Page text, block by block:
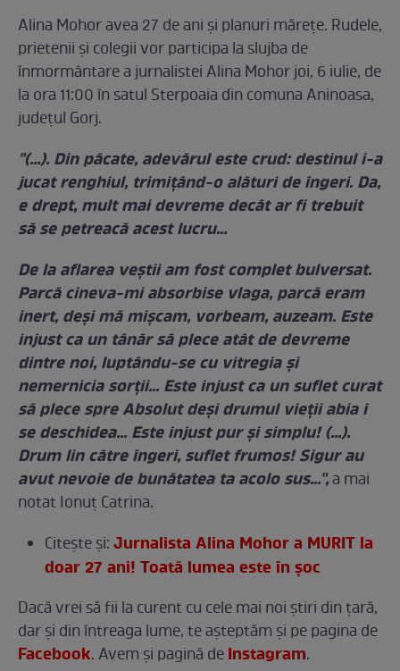
Alina Mohor avea 27 de ani şi planuri măreţe. Rudele,
prietenii şi colegii vor participa la slujba de
înmormântare a jurnalistei Alina Mohor joi, 6 iulie, de
la ora 11:00 în satul Sterpoaia din comuna Aninoasa,
judeţul Gorj.
"(...). Din păcate, adevărul este crud: destinul i-a
jucat renghiul, trimițând-o alături de îngeri. Da,
e drept, mult mai devreme decât ar fi trebuit
să se petreacă acest lucru…
De la aflarea veștii am fost complet bulversat.
Parcă cineva-mi absorbise vlaga, parcă eram
inert, deși mă mișcam, vorbeam, auzeam. Este
injust ca un tânăr să plece atât de devreme
dintre noi, luptându-se cu vitregia și
nemernicia sorții… Este injust ca un suflet curat
să plece spre Absolut deși drumul vieții abia i
se deschidea… Este injust pur și simplu! (...).
Drum lin către îngeri, suflet frumos! Sigur au
avut nevoie de bunătatea ta acolo sus...",a mai
notat Ionuţ Catrina.
Citeşte şi:Jurnalista Alina Mohor a MURIT la
doar 27 ani! Toată lumea este în șoc
Dacă vrei să fii la curent cu cele mai noi ştiri din ţară,
dar şi din întreaga lume, te așteptăm și pe pagina de
Facebook. Avem şi pagină deInstagram.